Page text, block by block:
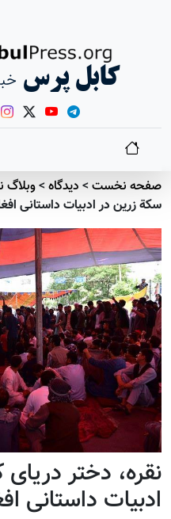
کابل پرس
صفحه نخست> دیدگاه>
سکة زرین در ادبیات داستانی
نقره، دختر
ادبیات داستانی